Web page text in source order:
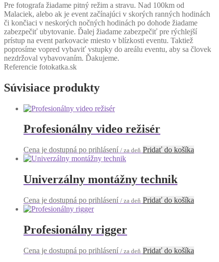
Pre fotografa žiadame pitný režim a stravu. Nad 100km od
Malaciek, alebo ak je event začínajúci v skorých ranných hodinách
či končiaci v neskorých nočných hodinách po dohode žiadame
zabezpečiť ubytovanie. Ďalej žiadame zabezpečiť pre rýchlejší
prístup na event parkovacie miesto v blízkosti eventu. Taktiež
poprosíme vopred vybaviť vstupky do areálu eventu, aby sa človek
nezdržoval vybavovaním. Ďakujeme.
Referencie fotokatka.sk
Súvisiace produkty
Profesionálny video režisér
Cena je dostupná po prihlásení / za deň Pridať do košíka
Univerzálny montážny technik
Cena je dostupná po prihlásení / za deň Pridať do košíka
Profesionálny rigger
Cena je dostupná po prihlásení / za deň Pridať do košíka